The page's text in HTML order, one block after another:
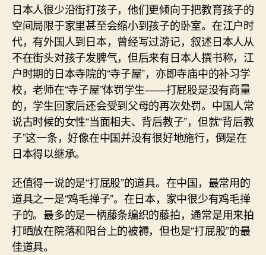
日本人很少沿街打孩子，他们更倾向于把教育孩子的
空间局限于家里甚至会缩小到孩子的卧室。在江户时
代，有外国人到日本，曾经写过游记，叙述日本人从
不在街头对孩子发脾气，但后来有日本人撰书称，江
户时期的日本寺院的“寺子屋”，亦即寺庙中的补习学
校，老师在“寺子屋”体罚学生——打屁股是没有商量
的，学生回家后还会受到父母的再次处罚。中国人常
说古时候的女性“当面相夫、背后教子”，但就“背后教
子”这一条，好像在中国并没有很好地施行，倒是在
日本得以继承。
还值得一说的是“打屁股”的道具。在中国，最常用的
道具之一是“鸡毛掸子”。在日本，家中很少有鸡毛掸
子的。最多的是一柄藤条编织的藤拍，通常是用来拍
打晒放在院落和阳台上的被褥，但也是“打屁股”的最
佳道具。